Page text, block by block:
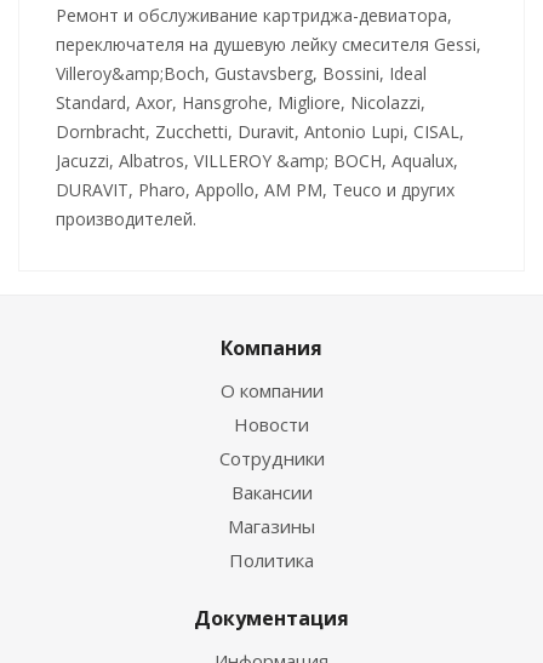
Ремонт и обслуживание картриджа-девиатора,
переключателя на душевую лейку смесителя Gessi,
Villeroy&amp;Boch, Gustavsberg, Bossini, Ideal
Standard, Axor, Hansgrohe, Migliore, Nicolazzi,
Dornbracht, Zucchetti, Duravit, Antonio Lupi, CISAL,
Jacuzzi, Albatros, VILLEROY &amp; BOCH, Aqualux,
DURAVIT, Pharo, Appollo, AM PM, Teuco и других
производителей.
Компания
О компании
Новости
Сотрудники
Вакансии
Магазины
Политика
Документация